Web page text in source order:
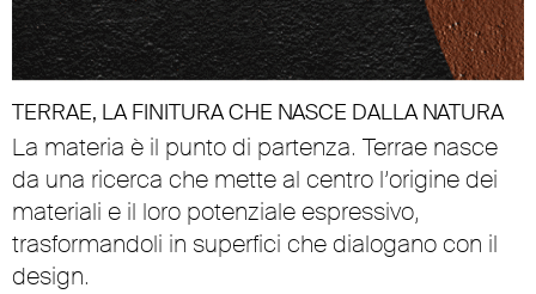
TERRAE, LA FINITURA CHE NASCE DALLA NATURA
La materia è il punto di partenza. Terrae nasce
da una ricerca che mette al centro l’origine dei
materiali e il loro potenziale espressivo,
trasformandoli in superfici che dialogano con il
design.